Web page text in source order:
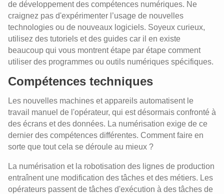
de développement des compétences numériques. Ne
craignez pas d'expérimenter l’usage de nouvelles
technologies ou de nouveaux logiciels. Soyeux curieux,
utilisez des tutoriels et des guides car il en existe
beaucoup qui vous montrent étape par étape comment
utiliser des programmes ou outils numériques spécifiques.
Compétences techniques
Les nouvelles machines et appareils automatisent le
travail manuel de l'opérateur, qui est désormais confronté à
des écrans et des données. La numérisation exige de ce
dernier des compétences différentes. Comment faire en
sorte que tout cela se déroule au mieux ?
La numérisation et la robotisation des lignes de production
entraînent une modification des tâches et des métiers. Les
opérateurs passent de tâches d'exécution à des tâches de